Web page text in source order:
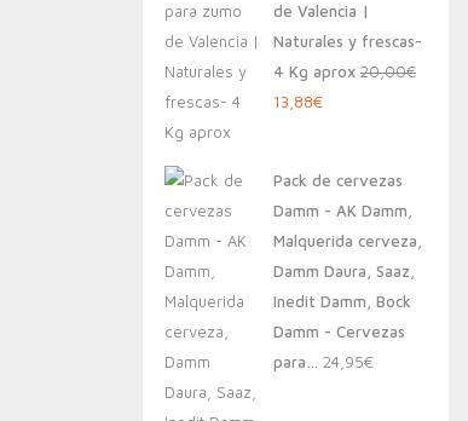
de Valencia |
Naturales y frescas-
4 Kg aprox 20,00€
El
era:
20,00€.
13,88€El
es:
13,88€.
Pack de cervezas
Damm - AK Damm,
Malquerida cerveza,
Damm Daura, Saaz,
Inedit Damm, Bock
Damm - Cervezas
para… 24,95€